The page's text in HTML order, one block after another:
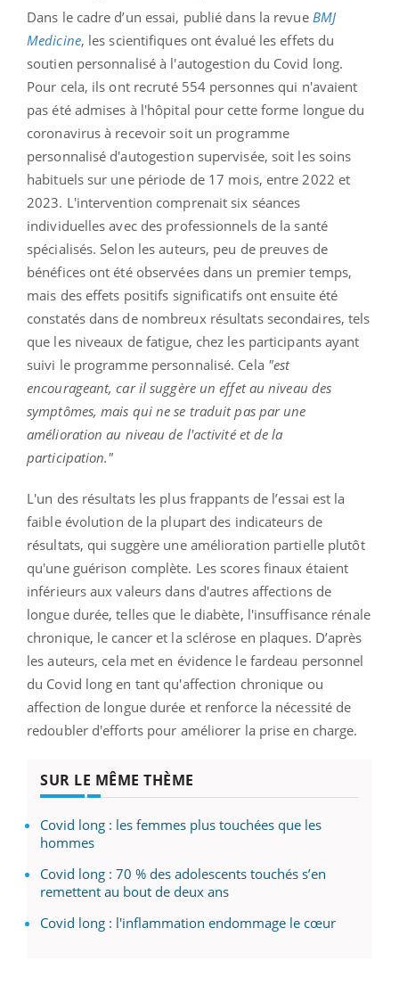
Dans le cadre d’un essai, publié dans la revue BMJ
Medicine, les scientifiques ont évalué les effets du
soutien personnalisé à l'autogestion du Covid long.
Pour cela, ils ont recruté 554 personnes qui n'avaient
pas été admises à l'hôpital pour cette forme longue du
coronavirus à recevoir soit un programme
personnalisé d'autogestion supervisée, soit les soins
habituels sur une période de 17 mois, entre 2022 et
2023. L'intervention comprenait six séances
individuelles avec des professionnels de la santé
spécialisés. Selon les auteurs, peu de preuves de
bénéfices ont été observées dans un premier temps,
mais des effets positifs significatifs ont ensuite été
constatés dans de nombreux résultats secondaires, tels
que les niveaux de fatigue, chez les participants ayant
suivi le programme personnalisé. Cela "est
encourageant, car il suggère un effet au niveau des
symptômes, mais qui ne se traduit pas par une
amélioration au niveau de l'activité et de la
participation."
L'un des résultats les plus frappants de l’essai est la
faible évolution de la plupart des indicateurs de
résultats, qui suggère une amélioration partielle plutôt
qu'une guérison complète. Les scores finaux étaient
inférieurs aux valeurs dans d'autres affections de
longue durée, telles que le diabète, l'insuffisance rénale
chronique, le cancer et la sclérose en plaques. D’après
les auteurs, cela met en évidence le fardeau personnel
du Covid long en tant qu'affection chronique ou
affection de longue durée et renforce la nécessité de
redoubler d'efforts pour améliorer la prise en charge.
SUR LE MÊME THÈME
Covid long : les femmes plus touchées que les
hommes
Covid long : 70 % des adolescents touchés s’en
remettent au bout de deux ans
Covid long : l'inflammation endommage le cœur